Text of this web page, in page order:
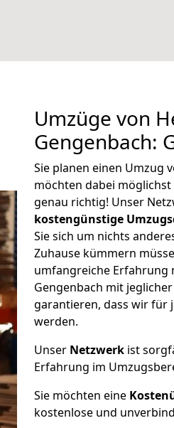
Umzüge von
Gengenbach:
Sie planen einen Umzug
möchten dabei möglichst
genau richtig! Unser
kostengünstige
Sie sich um nichts
Zuhause kümmern
umfangreiche Erfahrung
Gengenbach mit
garantieren, dass wir für
werden.
Unser Netzwerk ist
Erfahrung im
Sie möchten eine
kostenlose und